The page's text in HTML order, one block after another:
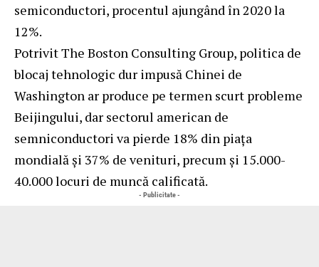
semiconductori, procentul ajungând în 2020 la
12%.
Potrivit The Boston Consulting Group, politica de
blocaj tehnologic dur impusă Chinei de
Washington ar produce pe termen scurt probleme
Beijingului, dar sectorul american de
semniconductori va pierde 18% din piața
mondială și 37% de venituri, precum și 15.000-
40.000 locuri de muncă calificată.
- Publicitate -